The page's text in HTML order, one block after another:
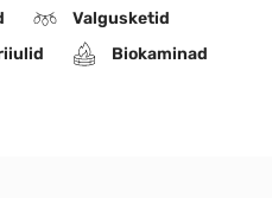
Valgusketid
Biokaminad